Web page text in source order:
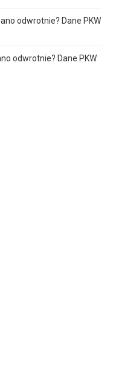
odwrotnie? Dane PKW
odwrotnie? Dane PKW